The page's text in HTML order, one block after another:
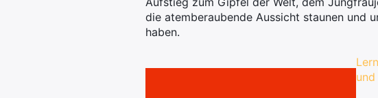
die atemberaubende Aussicht staunen und
haben.